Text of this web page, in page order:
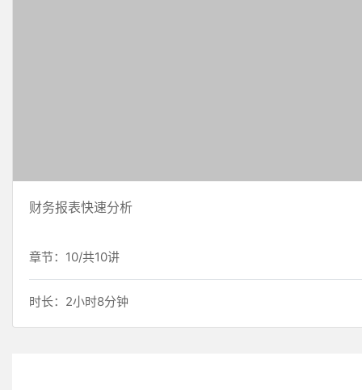
财务报表快速分析
章节：10/共10讲
时长：2小时8分钟